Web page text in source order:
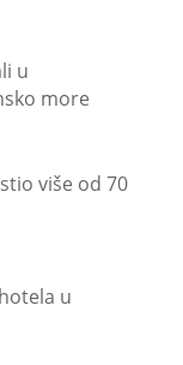
u
more
više od 70
u